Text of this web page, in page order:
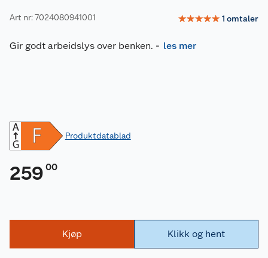
Art nr: 7024080941001 ☆☆☆☆☆ 1 omtaler
Gir godt arbeidslys over benken. - les mer
Produktdatablad
259 00
Kjøp Klikk og hent